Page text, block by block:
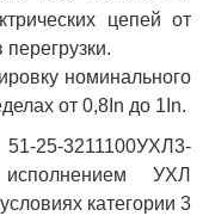
цепей от
номинального
от 0,8In до 1In.
25-3211100УХЛ3-
УХЛ
категории 3